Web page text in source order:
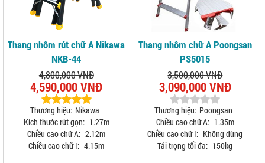
Thang nhôm rút chữ A Nikawa
NKB-44
4,800,000 VNĐ
4,590,000 VNĐ
Thương hiệu: Nikawa
Kích thước rút gọn: 1.27m
Chiều cao chữ A: 2.12m
Chiều cao chữ I: 4.15m
Thang nhôm chữ A Poongsan
PS5015
3,500,000 VNĐ
3,090,000 VNĐ
Thương hiệu: Poongsan
Chiều cao chữ A: 1.35m
Chiều cao chữ I: Không dùng
Tải trọng tối đa: 150kg